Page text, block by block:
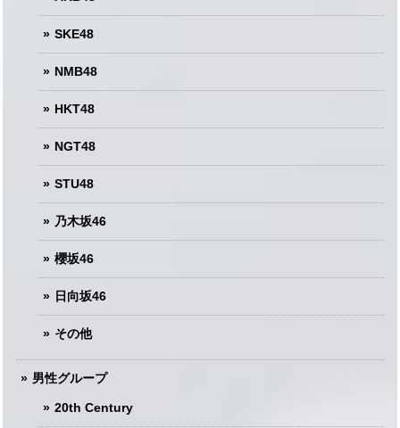
SKE48
NMB48
HKT48
NGT48
STU48
乃木坂46
櫻坂46
日向坂46
その他
男性グループ
20th Century